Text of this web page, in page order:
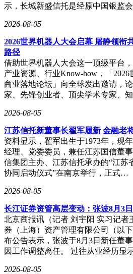
示，长城新盛信托是经原中国银监
2026-08-05
2026世界机器人大会启幕 屠静领衔
路径
借助世界机器人大会这一顶级平台
产业资源、行业Know-how，「
商业落地论坛」向全球发出邀请，
家、先锋创业者、顶尖学术专家、
2026-08-05
江苏信托新董事长翟军履新 金融老
资料显示，翟军出生于1973年，现
经理、党委委员，兼任江苏国信董
信集团主办、江苏信托承办的“江苏
协同启动仪式”在南京举行，正式…
2026-08-05
长江证券资管高层变动：张波8月3
北京商报讯（记者 刘宇阳 实习记者
券（上海）资产管理有限公司（以
布公告表示，张波于8月3日新任董
因工作调整离任。 过往从业经历显
2026-08-05